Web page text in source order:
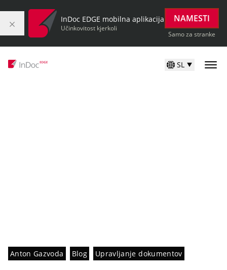
InDoc EDGE mobilna aplikacija
Učinkovitost kjerkoli
NAMESTI
Samo za stranke
SL
Anton Gazvoda Blog Upravljanje dokumentov